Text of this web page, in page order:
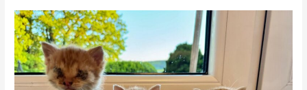
Augennotfall
am
Wochenende